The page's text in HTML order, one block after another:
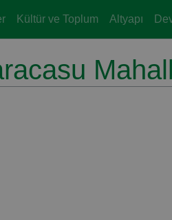
Kültür ve Toplum Altyapı